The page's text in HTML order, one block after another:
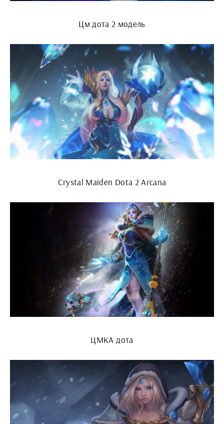
Цм дота 2 модель
Crystal Maiden Dota 2 Arcana
ЦМКА дота